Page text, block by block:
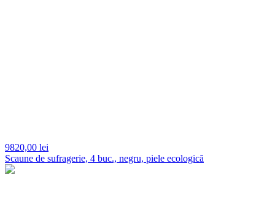
9820,00 lei
Scaune de sufragerie, 4 buc., negru, piele ecologică